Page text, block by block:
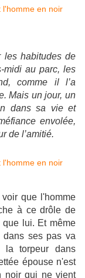
les habitudes de
midi au parc, les
comme il l’a
Mais un jour, un
dans sa vie et
envolée,
de l’amitié.
que l'homme
à ce drôle de
lui. Et même
dans ses pas va
la torpeur dans
épouse n'est
noir qui ne vient